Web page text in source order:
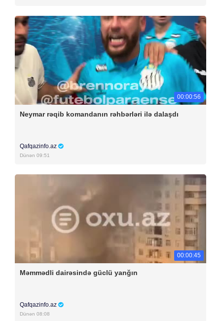
00:00:56
Neymar rəqib komandanın rəhbərləri ilə dalaşdı
Qafqazinfo.az
Dünən 09:51
00:00:45
Məmmədli dairəsində güclü yanğın
Qafqazinfo.az
Dünən 08:08